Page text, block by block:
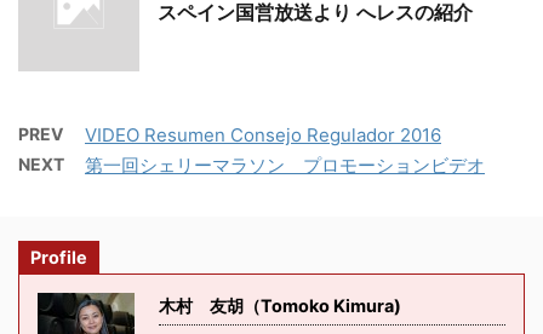
スペイン国営放送より へレスの紹介
PREV VIDEO Resumen Consejo Regulador 2016
NEXT 第一回シェリーマラソン プロモーションビデオ
Profile
木村 友胡（Tomoko Kimura)